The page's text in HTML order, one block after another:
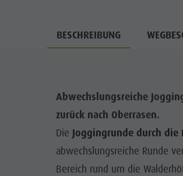
BESCHREIBUNG
Abwechslungsreiche
zurück nach Oberrasen.
Die Joggingrunde durch die
abwechslungsreiche Runde
Bereich rund um die